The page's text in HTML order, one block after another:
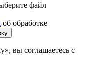
файл
об обработке
вы соглашаетесь с